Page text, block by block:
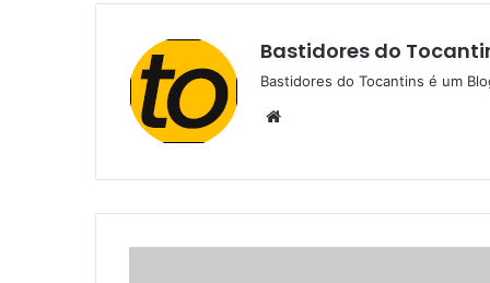
Bastidores do
Bastidores do Tocantins é um
t